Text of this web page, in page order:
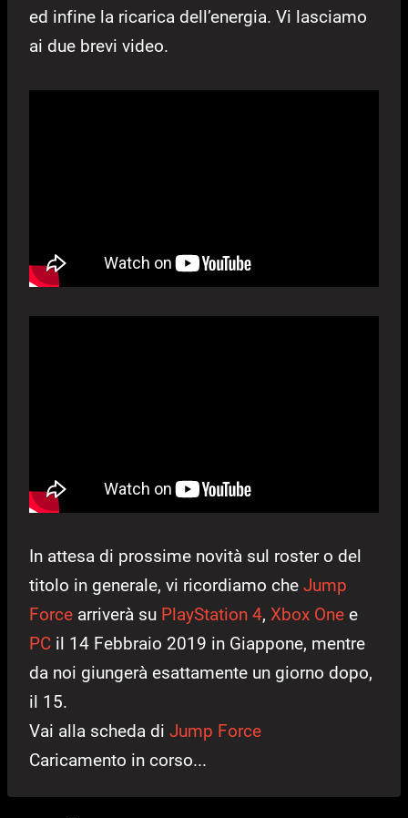
ed infine la ricarica dell’energia. Vi lasciamo
ai due brevi video.
In attesa di prossime novità sul roster o del
titolo in generale, vi ricordiamo che Jump
Force arriverà su PlayStation 4, Xbox One e
PC il 14 Febbraio 2019 in Giappone, mentre
da noi giungerà esattamente un giorno dopo,
il 15.
Vai alla scheda di Jump Force
Caricamento in corso...